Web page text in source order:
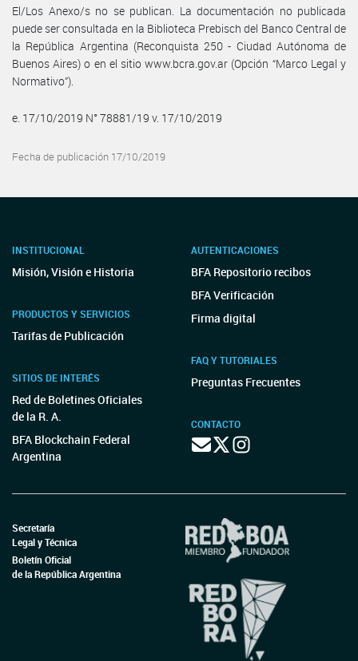
El/Los Anexo/s no se publican. La documentación no publicada
puede ser consultada en la Biblioteca Prebisch del Banco Central de
la República Argentina (Reconquista 250 - Ciudad Autónoma de
Buenos Aires) o en el sitio www.bcra.gov.ar (Opción “Marco Legal y
Normativo”).
e. 17/10/2019 N° 78881/19 v. 17/10/2019
Fecha de publicación 17/10/2019
INSTITUCIONAL
Misión, Visión e Historia
PRODUCTOS Y SERVICIOS
Tarifas de Publicación
SITIOS DE INTERÉS
Red de Boletines Oficiales
de la R. A.
BFA Blockchain Federal
Argentina
AUTENTICACIONES
BFA Repositorio recibos
BFA Verificación
Firma digital
FAQ Y TUTORIALES
Preguntas Frecuentes
CONTACTO
Secretaría
Legal y Técnica
Boletín Oficial
de la República Argentina